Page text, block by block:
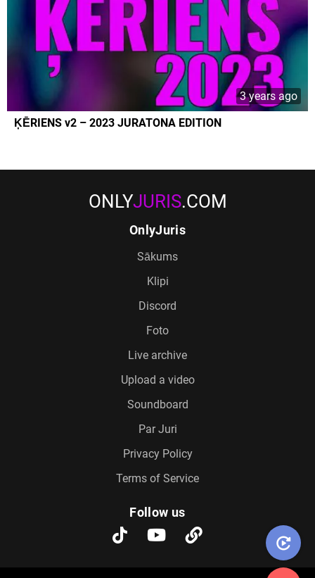
3 years ago
ĶĒRIENS v2 – 2023 JURATONA EDITION
ONLYJURIS.COM
OnlyJuris
Sākums
Klipi
Discord
Foto
Live archive
Upload a video
Soundboard
Par Juri
Privacy Policy
Terms of Service
Follow us